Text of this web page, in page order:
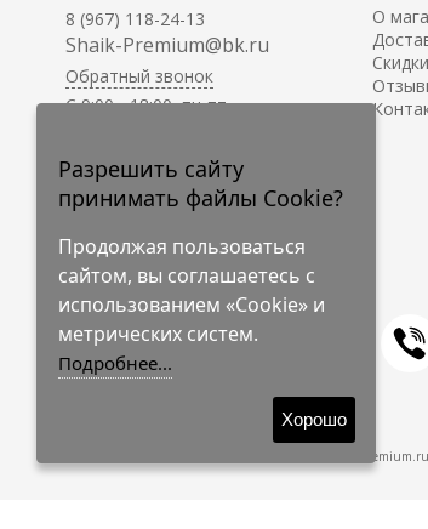
8 (967) 118-24-13
Shaik-Premium@bk.ru
Обратный звонок
C 9:00 - 18:00, пн-пт
круглосуточно.
О
© 2009-2026 Shaik-Premium
Shaik-
Разрешить сайту
принимать файлы Cookie?
Продолжая пользоваться
сайтом, вы соглашаетесь с
использованием «Cookie» и
метрических систем.
Подробнее...
Хорошо